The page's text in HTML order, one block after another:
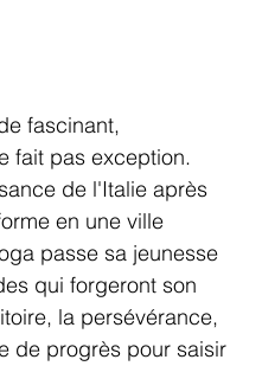
fascinant,
fait pas exception.
de l'Italie après
en une ville
passe sa jeunesse
qui forgeront son
la persévérance,
de progrès pour saisir